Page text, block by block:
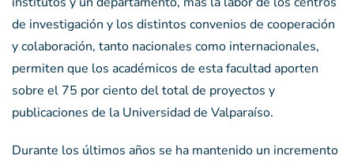
de investigación y los distintos convenios de cooperación
y colaboración, tanto nacionales como internacionales,
permiten que los académicos de esta facultad aporten
sobre el 75 por ciento del total de proyectos y
publicaciones de la Universidad de Valparaíso.
Durante los últimos años se ha mantenido un incremento